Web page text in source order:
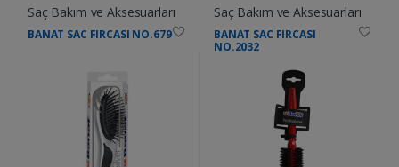
Saç Bakım ve Aksesuarları
BANAT SAC FIRCASI NO.679
Saç Bakım ve Aksesuarları
BANAT SAC FIRCASI
NO.2032